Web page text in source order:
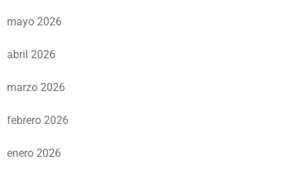
mayo 2026
abril 2026
marzo 2026
febrero 2026
enero 2026